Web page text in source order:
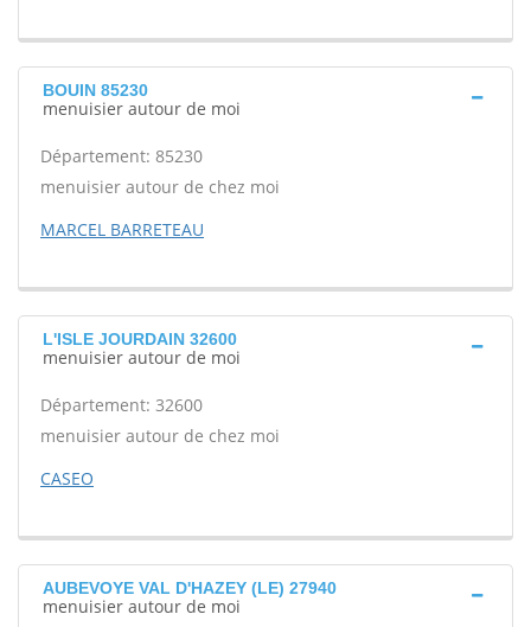
BOUIN 85230
menuisier autour de moi
Département: 85230
menuisier autour de chez moi
MARCEL BARRETEAU
L'ISLE JOURDAIN 32600
menuisier autour de moi
Département: 32600
menuisier autour de chez moi
CASEO
AUBEVOYE VAL D'HAZEY (LE) 27940
menuisier autour de moi